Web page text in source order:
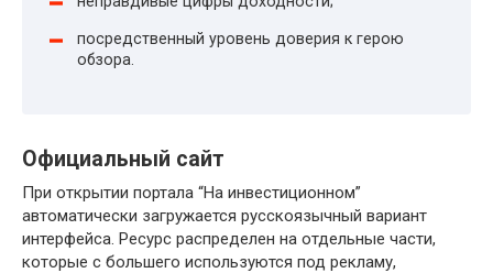
посредственный уровень доверия к герою
обзора.
Официальный сайт
При открытии портала “На инвестиционном”
автоматически загружается русскоязычный вариант
интерфейса. Ресурс распределен на отдельные части,
которые с большего используются под рекламу,